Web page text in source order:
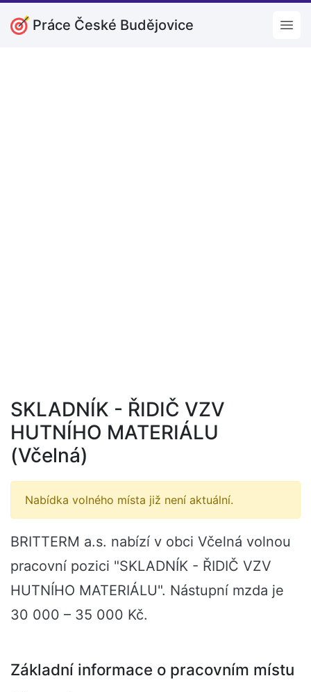
Práce České Budějovice
SKLADNÍK - ŘIDIČ VZV
HUTNÍHO MATERIÁLU
(Včelná)
Nabídka volného místa již není aktuální.
BRITTERM a.s. nabízí v obci Včelná volnou
pracovní pozici "SKLADNÍK - ŘIDIČ VZV
HUTNÍHO MATERIÁLU". Nástupní mzda je
30 000 – 35 000 Kč.
Základní informace o pracovním místu